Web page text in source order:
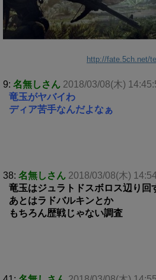
http://fate.5ch.net/
9: 名無しさん 2018/03/08(木)
竜玉がヤバイわ
ディア苦手なんだよなぁ
38: 名無しさん 2018/03/08(木)
竜玉はジュラトドスボロス辺り回
あとはラドバルキンとか
もちろん歴戦じゃない調査